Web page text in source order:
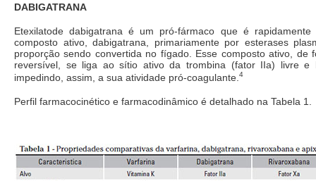
DABIGATRANA
Etexilatode dabigatrana é um pró-fármaco que é
composto ativo, dabigatrana, primariamente por esterases
proporção sendo convertida no fígado. Esse composto ativo, de
reversível, se liga ao sítio ativo da trombina (fator IIa) livre e
impedindo, assim, a sua atividade pró-coagulante. 4
Perfil farmacocinético e farmacodinâmico é detalhado na Tabela 1.